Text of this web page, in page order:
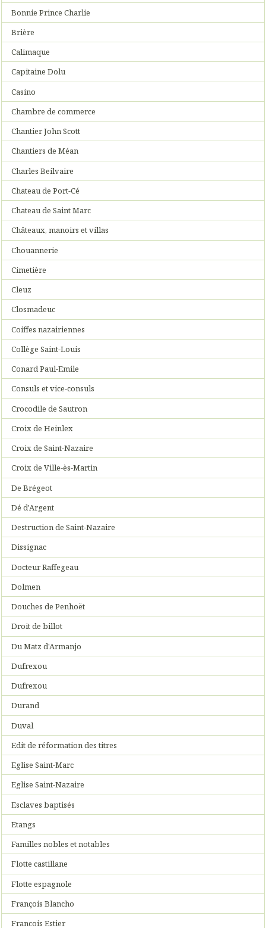
Bonnie Prince Charlie
Brière
Calimaque
Capitaine Dolu
Casino
Chambre de commerce
Chantier John Scott
Chantiers de Méan
Charles Beilvaire
Chateau de Port-Cé
Chateau de Saint Marc
Châteaux, manoirs et villas
Chouannerie
Cimetière
Cleuz
Closmadeuc
Coiffes nazairiennes
Collège Saint-Louis
Conard Paul-Emile
Consuls et vice-consuls
Crocodile de Sautron
Croix de Heinlex
Croix de Saint-Nazaire
Croix de Ville-ès-Martin
De Brégeot
Dé d'Argent
Destruction de Saint-Nazaire
Dissignac
Docteur Raffegeau
Dolmen
Douches de Penhoët
Droit de billot
Du Matz d'Armanjo
Dufrexou
Dufrexou
Durand
Duval
Edit de réformation des titres
Eglise Saint-Marc
Eglise Saint-Nazaire
Esclaves baptisés
Etangs
Familles nobles et notables
Flotte castillane
Flotte espagnole
François Blancho
Francois Estier